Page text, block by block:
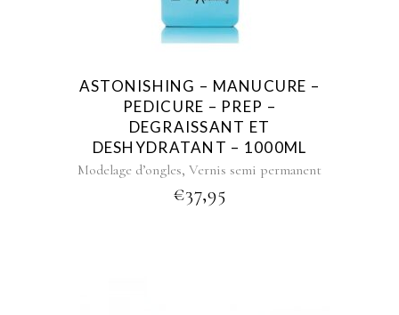
ASTONISHING – MANUCURE –
PEDICURE – PREP –
DEGRAISSANT ET
DESHYDRATANT – 1000ML
Modelage d’ongles, Vernis semi permanent
€37,95